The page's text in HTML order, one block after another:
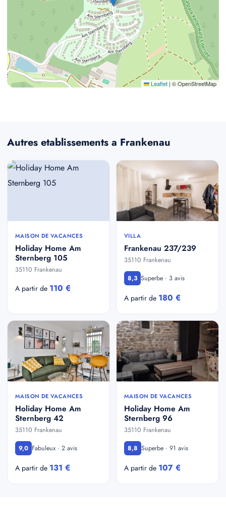
Leaflet | © OpenStreetMap
Autres etablissements a Frankenau
MAISON DE VACANCES
Holiday Home Am
Sternberg 105
35110 Frankenau
A partir de 110 €
VILLA
Frankenau 237/239
35110 Frankenau
8,3 Superbe · 3 avis
A partir de 180 €
MAISON DE VACANCES
Holiday Home Am
Sternberg 42
35110 Frankenau
9,0 Fabuleux · 2 avis
A partir de 131 €
MAISON DE VACANCES
Holiday Home Am
Sternberg 96
35110 Frankenau
8,8 Superbe · 91 avis
A partir de 107 €